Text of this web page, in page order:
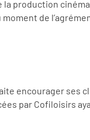
la production
de
encourager ses
par Cofiloisirs